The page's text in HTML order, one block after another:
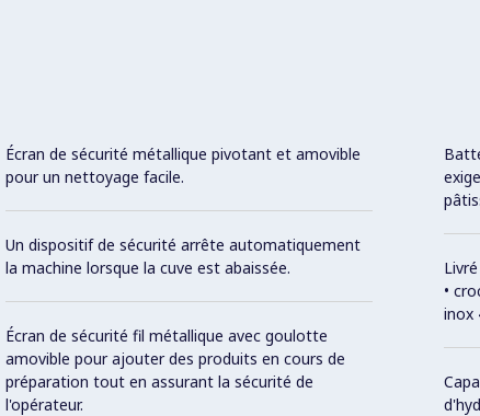
Écran de sécurité métallique pivotant et amovible
pour un nettoyage facile.
Un dispositif de sécurité arrête automatiquement
la machine lorsque la cuve est abaissée.
Écran de sécurité fil métallique avec goulotte
amovible pour ajouter des produits en cours de
préparation tout en assurant la sécurité de
l'opérateur.
•
inox